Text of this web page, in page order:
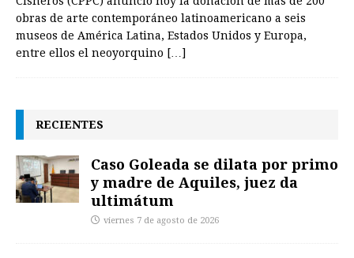
obras de arte contemporáneo latinoamericano a seis
museos de América Latina, Estados Unidos y Europa,
entre ellos el neoyorquino […]
RECIENTES
Caso Goleada se dilata por primo
y madre de Aquiles, juez da
ultimátum
viernes 7 de agosto de 2026